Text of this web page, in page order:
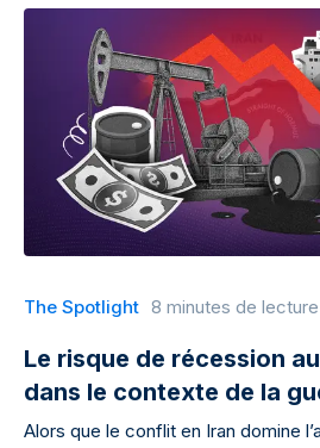
The Spotlight 8 minutes de lecture
Le risque de récession
dans le contexte de la
Alors que le conflit en Iran domine